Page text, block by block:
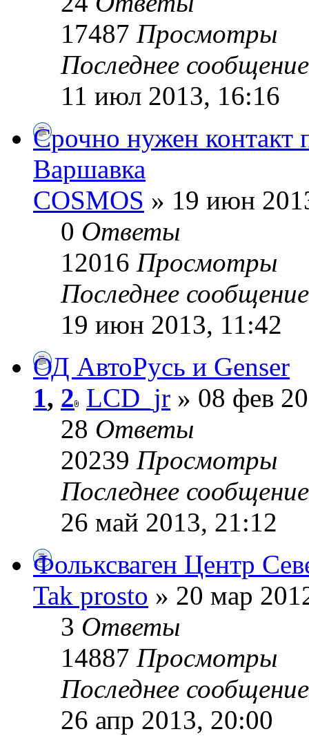
17487 Просмотры
Последнее
11 июл 2013, 16:16
Срочно нужен контакт
Варшавка
COSMOS » 19 июн
0 Ответы
12016 Просмотры
Последнее
19 июн 2013, 11:42
ОД АвтоРусь и Genser
1, 2 LCD_jr » 08 фев
28 Ответы
20239 Просмотры
Последнее
26 май 2013, 21:12
Фольксваген Центр
Tak prosto » 20 мар
3 Ответы
14887 Просмотры
Последнее
26 апр 2013, 20:00